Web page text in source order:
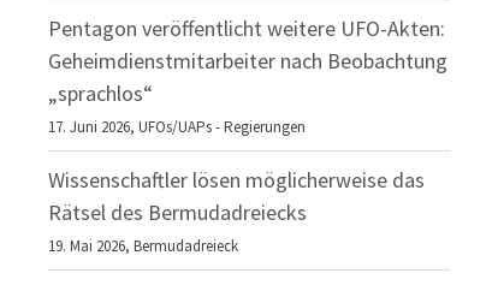
Pentagon veröffentlicht weitere UFO-Akten:
Geheimdienstmitarbeiter nach Beobachtung
„sprachlos“
17. Juni 2026,UFOs/UAPs - Regierungen
Wissenschaftler lösen möglicherweise das
Rätsel des Bermudadreiecks
19. Mai 2026,Bermudadreieck